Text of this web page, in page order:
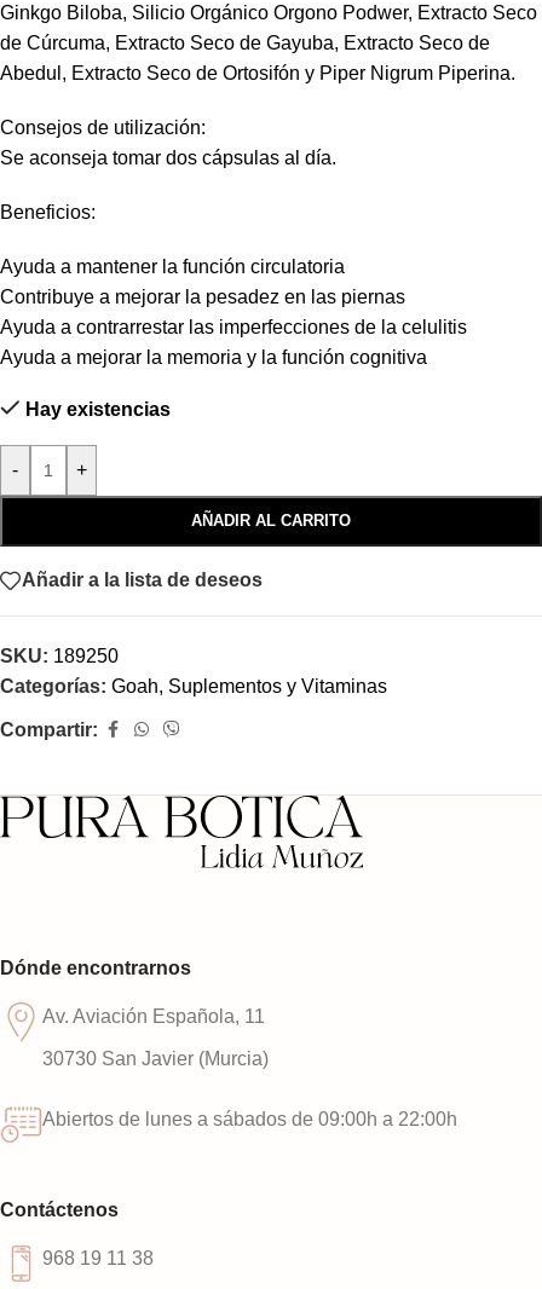
Ginkgo Biloba, Silicio Orgánico Orgono Podwer, Extracto Seco
de Cúrcuma, Extracto Seco de Gayuba, Extracto Seco de
Abedul, Extracto Seco de Ortosifón y Piper Nigrum Piperina.
Consejos de utilización:
Se aconseja tomar dos cápsulas al día.
Beneficios:
Ayuda a mantener la función circulatoria
Contribuye a mejorar la pesadez en las piernas
Ayuda a contrarrestar las imperfecciones de la celulitis
Ayuda a mejorar la memoria y la función cognitiva
Hay existencias
- +
AÑADIR AL CARRITO
Añadir a la lista de deseos
SKU: 189250
Categorías: Goah, Suplementos y Vitaminas
Compartir:
Dónde encontrarnos
Av. Aviación Española, 11
30730 San Javier (Murcia)
Abiertos de lunes a sábados de 09:00h a 22:00h
Contáctenos
968 19 11 38